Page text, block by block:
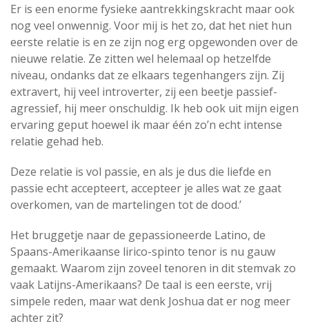
Er is een enorme fysieke aantrekkingskracht maar ook
nog veel onwennig. Voor mij is het zo, dat het niet hun
eerste relatie is en ze zijn nog erg opgewonden over de
nieuwe relatie. Ze zitten wel helemaal op hetzelfde
niveau, ondanks dat ze elkaars tegenhangers zijn. Zij
extravert, hij veel introverter, zij een beetje passief-
agressief, hij meer onschuldig. Ik heb ook uit mijn eigen
ervaring geput hoewel ik maar één zo’n echt intense
relatie gehad heb.
Deze relatie is vol passie, en als je dus die liefde en
passie echt accepteert, accepteer je alles wat ze gaat
overkomen, van de martelingen tot de dood.’
Het bruggetje naar de gepassioneerde Latino, de
Spaans-Amerikaanse lirico-spinto tenor is nu gauw
gemaakt. Waarom zijn zoveel tenoren in dit stemvak zo
vaak Latijns-Amerikaans? De taal is een eerste, vrij
simpele reden, maar wat denk Joshua dat er nog meer
achter zit?